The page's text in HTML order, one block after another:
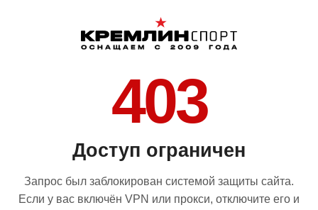
403
Доступ ограничен
Запрос был заблокирован системой защиты сайта.
Если у вас включён VPN или прокси, отключите его и